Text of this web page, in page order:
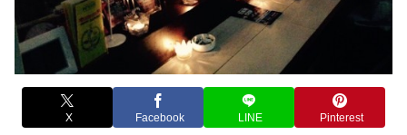
X Facebook LINE Pinterest